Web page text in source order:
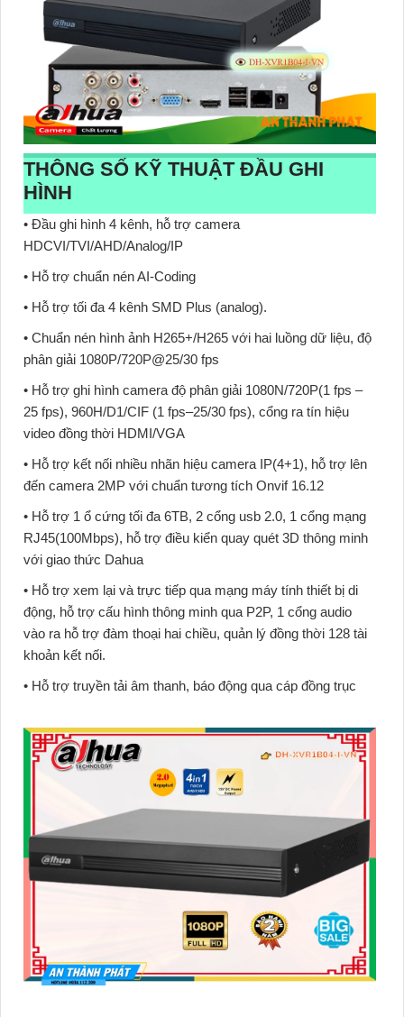
THÔNG SỐ KỸ THUẬT ĐẦU GHI
HÌNH
• Đầu ghi hình 4 kênh, hỗ trợ camera
HDCVI/TVI/AHD/Analog/IP
• Hỗ trợ chuẩn nén AI-Coding
• Hỗ trợ tối đa 4 kênh SMD Plus (analog).
• Chuẩn nén hình ảnh H265+/H265 với hai luồng dữ liệu, độ
phân giải 1080P/720P@25/30 fps
• Hỗ trợ ghi hình camera độ phân giải 1080N/720P(1 fps –
25 fps), 960H/D1/CIF (1 fps–25/30 fps), cổng ra tín hiệu
video đồng thời HDMI/VGA
• Hỗ trợ kết nối nhiều nhãn hiệu camera IP(4+1), hỗ trợ lên
đến camera 2MP với chuẩn tương tích Onvif 16.12
• Hỗ trợ 1 ổ cứng tối đa 6TB, 2 cổng usb 2.0, 1 cổng mạng
RJ45(100Mbps), hỗ trợ điều kiển quay quét 3D thông minh
với giao thức Dahua
• Hỗ trợ xem lại và trực tiếp qua mạng máy tính thiết bị di
động, hỗ trợ cấu hình thông minh qua P2P, 1 cổng audio
vào ra hỗ trợ đàm thoại hai chiều, quản lý đồng thời 128 tài
khoản kết nối.
• Hỗ trợ truyền tải âm thanh, báo động qua cáp đồng trục